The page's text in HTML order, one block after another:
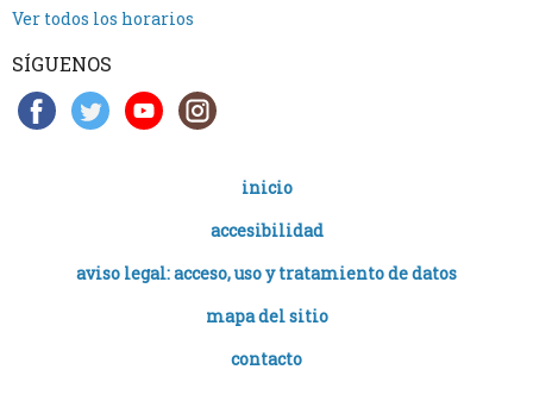
Ver todos los horarios
SÍGUENOS
inicio
accesibilidad
aviso legal: acceso, uso y tratamiento de datos
mapa del sitio
contacto